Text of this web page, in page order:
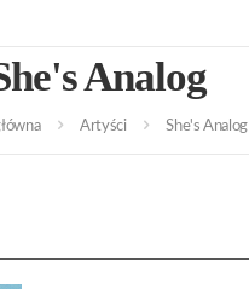
Analog
Artyści She's Analog